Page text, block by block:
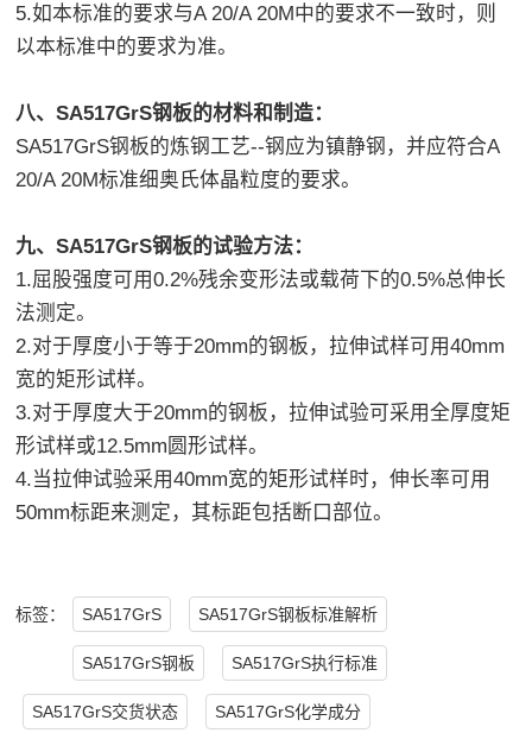
5.如本标准的要求与A 20/A 20M中的要求不一致时，则
以本标准中的要求为准。
八、SA517GrS钢板的材料和制造：
SA517GrS钢板的炼钢工艺--钢应为镇静钢，并应符合A
20/A 20M标准细奥氏体晶粒度的要求。
九、SA517GrS钢板的试验方法：
1.屈股强度可用0.2%残余变形法或载荷下的0.5%总伸长
法测定。
2.对于厚度小于等于20mm的钢板，拉伸试样可用40mm
宽的矩形试样。
3.对于厚度大于20mm的钢板，拉伸试验可采用全厚度矩
形试样或12.5mm圆形试样。
4.当拉伸试验采用40mm宽的矩形试样时，伸长率可用
50mm标距来测定，其标距包括断口部位。
标签： SA517GrS SA517GrS钢板标准解析
SA517GrS钢板 SA517GrS执行标准
SA517GrS交货状态 SA517GrS化学成分